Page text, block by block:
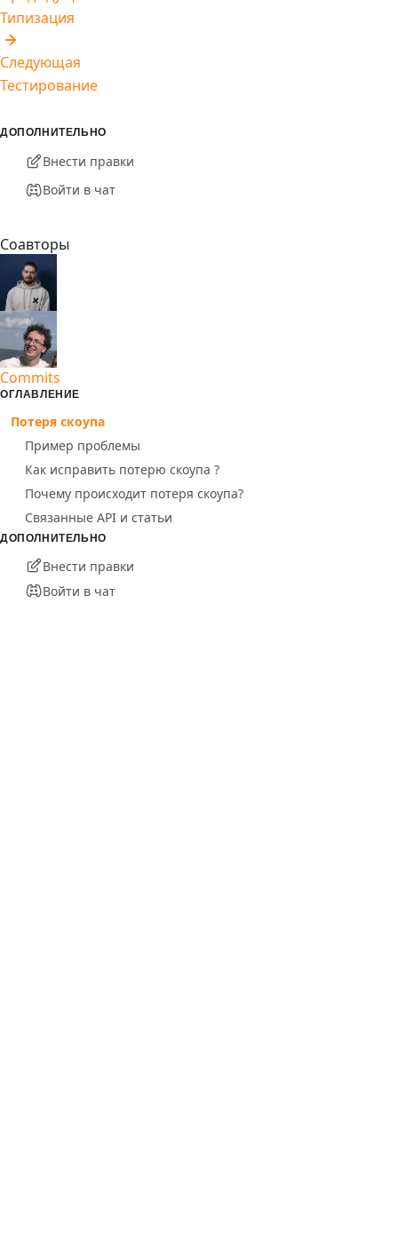
Типизация
Следующая
Тестирование
ДОПОЛНИТЕЛЬНО
Внести правки
Войти в чат
Соавторы
Commits
ОГЛАВЛЕНИЕ
Потеря скоупа
Пример проблемы
Как исправить потерю скоупа ?
Почему происходит потеря скоупа?
Связанные API и статьи
ДОПОЛНИТЕЛЬНО
Внести правки
Войти в чат